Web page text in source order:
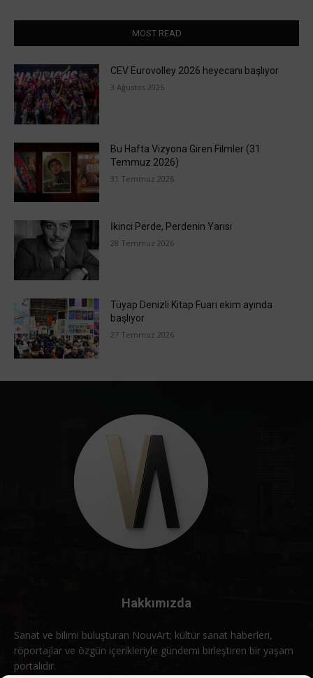
MOST READ
CEV Eurovolley 2026 heyecanı başlıyor
3 Ağustos 2026
Bu Hafta Vizyona Giren Filmler (31
Temmuz 2026)
31 Temmuz 2026
İkinci Perde, Perdenin Yarısı
28 Temmuz 2026
Tüyap Denizli Kitap Fuarı ekim ayında
başlıyor
27 Temmuz 2026
Hakkımızda
Sanat ve bilimi buluşturan NouvArt; kültür sanat haberleri,
röportajlar ve özgün içerikleriyle gündemi birleştiren bir yaşam
portalıdır.